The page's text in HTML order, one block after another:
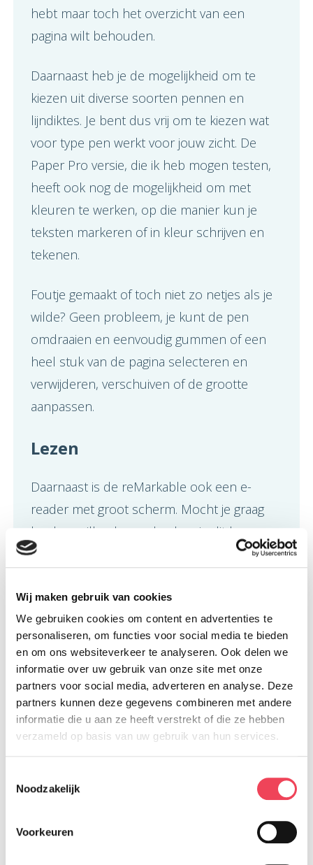
Wij maken gebruik van cookies
We gebruiken cookies om content en advertenties te
personaliseren, om functies voor social media te bieden
en om ons websiteverkeer te analyseren. Ook delen we
informatie over uw gebruik van onze site met onze
partners voor social media, adverteren en analyse. Deze
partners kunnen deze gegevens combineren met andere
informatie die u aan ze heeft verstrekt of die ze hebben
verzameld op basis van uw gebruik van hun services.
Noodzakelijk
Voorkeuren
hebt maar toch het overzicht van een
pagina wilt behouden.
Daarnaast heb je de mogelijkheid om te
kiezen uit diverse soorten pennen en
lijndiktes. Je bent dus vrij om te kiezen wat
voor type pen werkt voor jouw zicht. De
Paper Pro versie, die ik heb mogen testen,
heeft ook nog de mogelijkheid om met
kleuren te werken, op die manier kun je
teksten markeren of in kleur schrijven en
tekenen.
Foutje gemaakt of toch niet zo netjes als je
wilde? Geen probleem, je kunt de pen
omdraaien en eenvoudig gummen of een
heel stuk van de pagina selecteren en
verwijderen, verschuiven of de grootte
aanpassen.
Lezen
Daarnaast is de reMarkable ook een e-
reader met groot scherm. Mocht je graag
boeken willen lezen dan kun je dit hoge
kwaliteit scherm gebruiken om je favoriete
En, omdat het een reMarkable is, kun je er
ook notities maken boven op de boeken.
Super handig als je bijvoorbeeld
aantekeningen wilt maken op een
document of studieboek.
Dit werkt zonder problemen met EPUB en
reMarkable Connect
Ook aan de professionals is gedacht. Via het